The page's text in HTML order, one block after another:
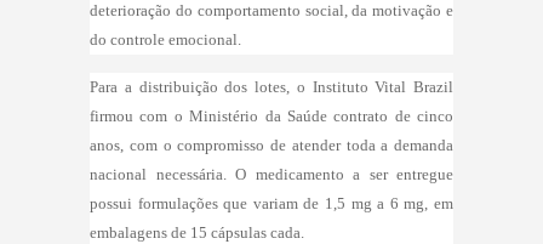
deterioração do comportamento social, da motivação e
do controle emocional.
Para a distribuição dos lotes, o Instituto Vital Brazil
firmou com o Ministério da Saúde contrato de cinco
anos, com o compromisso de atender toda a demanda
nacional necessária. O medicamento a ser entregue
possui formulações que variam de 1,5 mg a 6 mg, em
embalagens de 15 cápsulas cada.